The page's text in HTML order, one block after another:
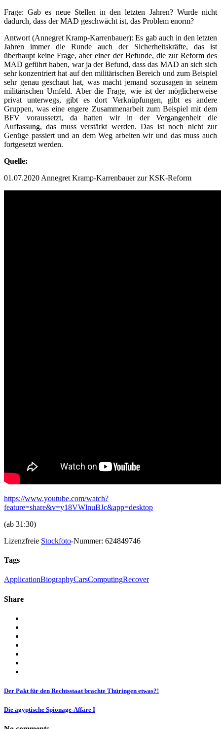
Frage: Gab es neue Stellen in den letzten Jahren? Wurde nicht
dadurch, dass der MAD geschwächt ist, das Problem enorm?
Antwort (Annegret Kramp-Karrenbauer): Es gab auch in den letzten
Jahren immer die Runde auch der Sicherheitskräfte, das ist
überhaupt keine Frage, aber einer der Befunde, die zur Reform des
MAD geführt haben, war ja der Befund, dass das MAD an sich sich
sehr konzentriert hat auf den militärischen Bereich und zum Beispiel
sehr genau geschaut hat, was macht jemand sozusagen in seinem
militärischen Umfeld. Aber die Frage, wie ist der möglicherweise
privat unterwegs, gibt es dort Verknüpfungen, gibt es andere
Gruppen, was eine engere Zusammenarbeit zum Beispiel mit dem
BFV voraussetzt, da hatten wir in der Vergangenheit die
Auffassung, das muss verstärkt werden. Das ist noch nicht zur
Genüge passiert und an dem Weg arbeiten wir und das muss auch
fortgesetzt werden.
Quelle:
01.07.2020 Annegret Kramp-Karrenbauer zur KSK-Reform
https://www.youtube.com/watch?
feature=share&v=y18VWlnuBJc&app=desktop
(ab 31:30)
Lizenzfreie Stockfoto-Nummer: 624849746
Tags
ApplicationBiographyCarsComputingRecover
Share
Der Pakt für den Rechtsstaat brachte Thüringen etwas?!
Die ägyptische Spionage-Affäre I